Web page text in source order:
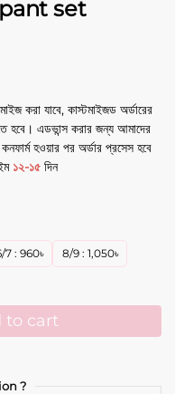
set
করা যাবে, কাস্টমাইজড অর্ডারের
হবে। এডভান্স করার জন্য আমাদের
হওয়ার পর অর্ডার প্রসেস হবে
১২-১৫ দিন
7: 960৳ 8/9 : 1,050৳
to cart
?